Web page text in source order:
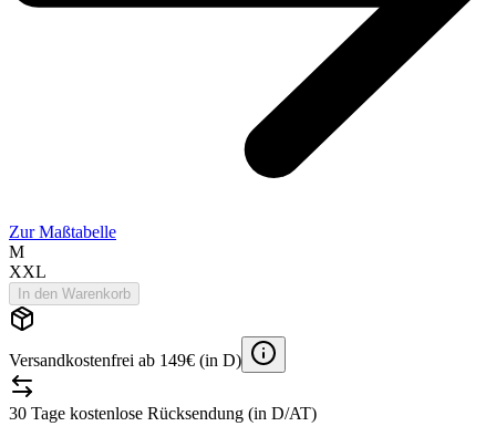
Zur Maßtabelle
M
XXL
In den Warenkorb
Versandkostenfrei ab 149€ (in D)
30 Tage kostenlose Rücksendung (in D/AT)